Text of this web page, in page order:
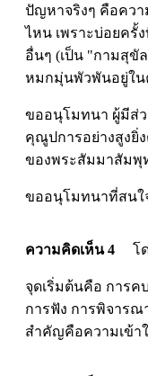
ปัญหาจริงๆ คือคว
ไหน เพราะบ่อยครั้
อื่นๆ (เป็น "กามสุขั
หมกมุ่นพัวพันอยู่ใน
ขออนุโมทนา ผู้มีส่
คุณูปการอย่างสูงยิ่
ของพระสัมมาสัมพุ
ขออนุโมทนาที่สนใ
ความคิดเห็น 4 โด
จุดเริ่มต้นคือ การ
การฟัง การพิจาร
สำคัญคือความเข้า